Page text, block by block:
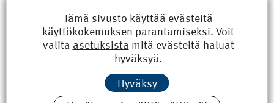
Tämä sivusto käyttää evästeitä
käyttökokemuksen parantamiseksi. Voit
valita asetuksista mitä evästeitä haluat
hyväksyä.
Hyväksy